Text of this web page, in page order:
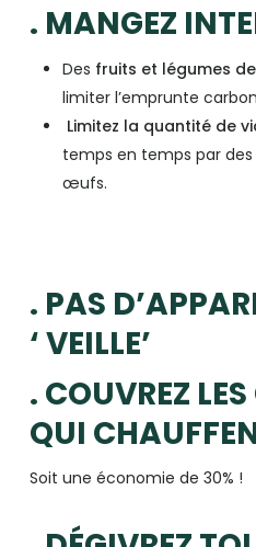
. MANGEZ
Des fruits et légumes
limiter l’emprunte
Limitez la quantité de
temps en temps par
œufs.
. PAS
‘ VEILLE’
. COUVREZ
QUI
Soit une économie de 30% !